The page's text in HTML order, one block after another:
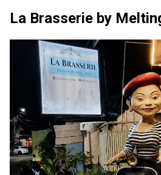
La Brasserie by